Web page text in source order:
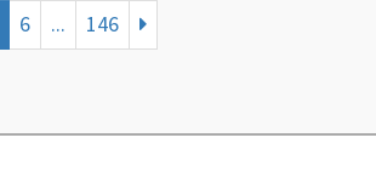
6 ... 146